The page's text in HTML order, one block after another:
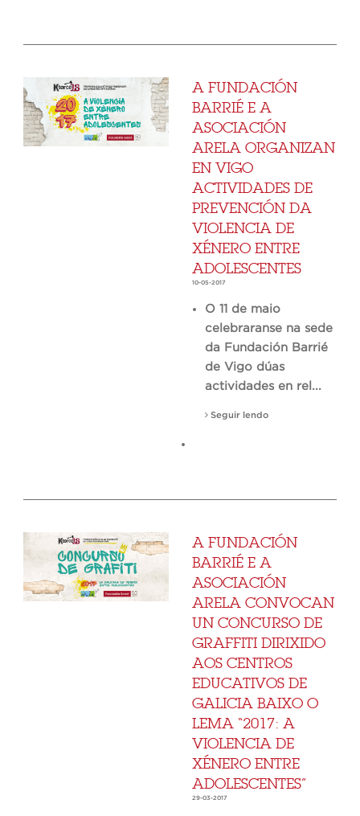
A FUNDACIÓN
BARRIÉ E A
ASOCIACIÓN
ARELA ORGANIZAN
EN VIGO
ACTIVIDADES DE
PREVENCIÓN DA
VIOLENCIA DE
XÉNERO ENTRE
ADOLESCENTES
10-05-2017
O 11 de maio
celebraranse na sede
da Fundación Barrié
de Vigo dúas
actividades en rel...
Seguir lendo
A FUNDACIÓN
BARRIÉ E A
ASOCIACIÓN
ARELA CONVOCAN
UN CONCURSO DE
GRAFFITI DIRIXIDO
AOS CENTROS
EDUCATIVOS DE
GALICIA BAIXO O
LEMA “2017: A
VIOLENCIA DE
XÉNERO ENTRE
ADOLESCENTES”
29-03-2017